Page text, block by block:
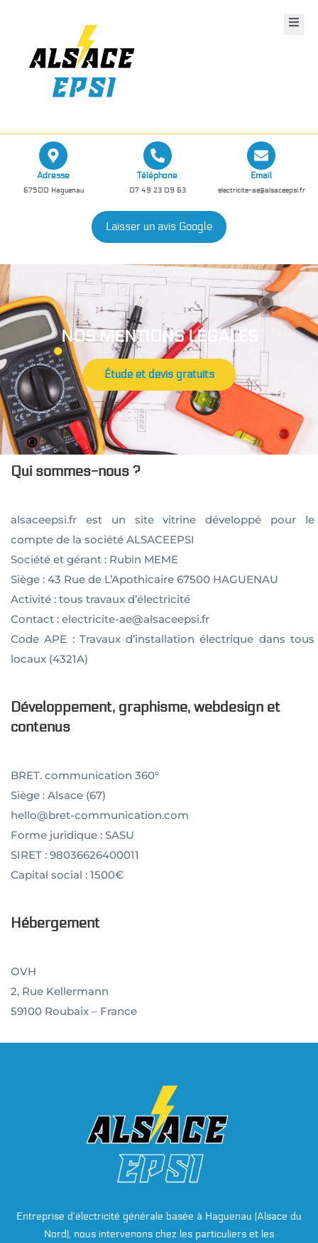
Adresse
67500 Haguenau
Téléphone
07 49 23 09 63
Email
electricite-ae@alsaceepsi.fr
Laisser un avis Google
NOS MENTIONS LÉGALES
Étude et devis gratuits
Qui sommes-nous ?
alsaceepsi.fr est un site vitrine développé pour le
compte de la société ALSACEEPSI
Société et gérant : Rubin MEME
Siège : 43 Rue de L’Apothicaire 67500 HAGUENAU
Activité : tous travaux d’électricité
Contact : electricite-ae@alsaceepsi.fr
Code APE : Travaux d’installation électrique dans tous
locaux (4321A)
Développement, graphisme, webdesign et
contenus
BRET. communication 360°
Siège : Alsace (67)
hello@bret-communication.com
Forme juridique : SASU
SIRET : 98036626400011
Capital social : 1500€
Hébergement
OVH
2, Rue Kellermann
59100 Roubaix – France
Entreprise d’électricité générale basée à Haguenau (Alsace du
Nord), nous intervenons chez les particuliers et les